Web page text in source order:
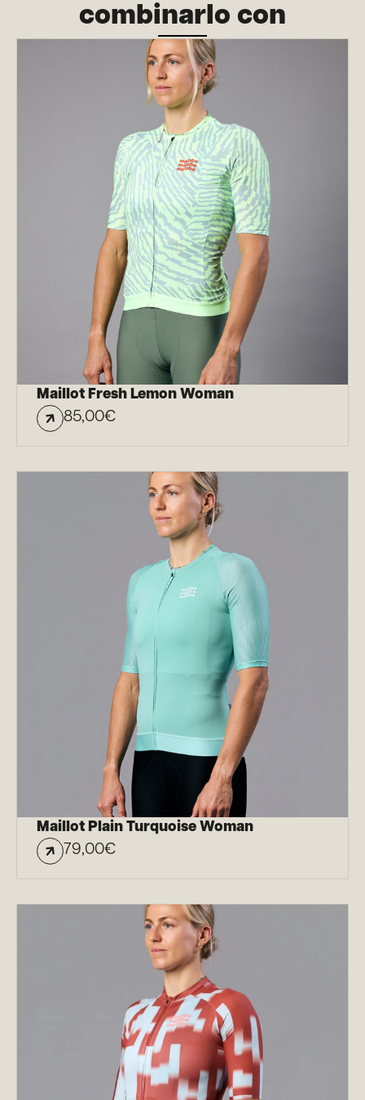
combinarlo con
Maillot Fresh Lemon Woman
85,00€
Maillot Plain Turquoise Woman
79,00€